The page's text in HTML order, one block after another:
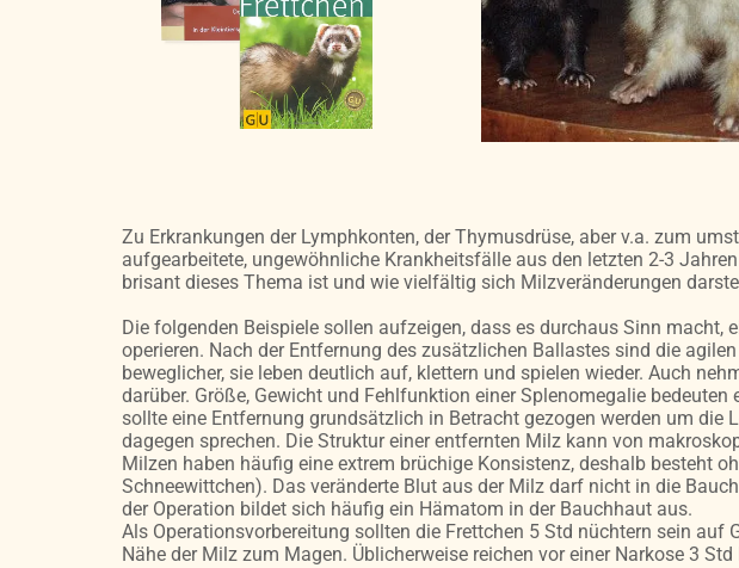
Zu Erkrankungen der Lymphkonten, der Thymusdrüse, aber v.a. zum
aufgearbeitete, ungewöhnliche Krankheitsfälle aus den letzten 2-3
brisant dieses Thema ist und wie vielfältig sich Milzveränderungen
Die folgenden Beispiele sollen aufzeigen, dass es durchaus Sinn
operieren. Nach der Entfernung des zusätzlichen Ballastes sind die
beweglicher, sie leben deutlich auf, klettern und spielen wieder. Auch
darüber. Größe, Gewicht und Fehlfunktion einer Splenomegalie
sollte eine Entfernung grundsätzlich in Betracht gezogen werden um die
dagegen sprechen. Die Struktur einer entfernten Milz kann von
Milzen haben häufig eine extrem brüchige Konsistenz, deshalb besteht
Schneewittchen). Das veränderte Blut aus der Milz darf nicht in die
der Operation bildet sich häufig ein Hämatom in der Bauchhaut aus.
Als Operationsvorbereitung sollten die Frettchen 5 Std nüchtern sein auf
Nähe der Milz zum Magen. Üblicherweise reichen vor einer Narkose 3